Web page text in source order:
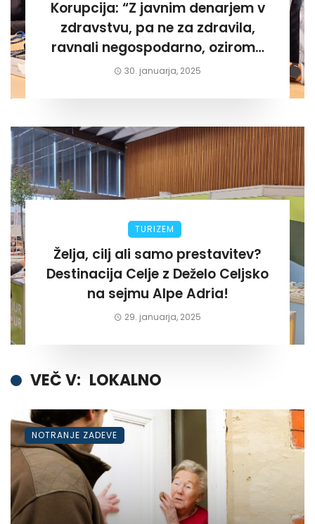
Korupcija: “Z javnim denarjem v
zdravstvu, pa ne za zdravila,
ravnali negospodarno, oziroma
za lastni žep. Tokrat na Žalskem«
30. januarja, 2025
TURIZEM
Želja, cilj ali samo prestavitev?
Destinacija Celje z Deželo Celjsko
na sejmu Alpe Adria!
29. januarja, 2025
VEČ V: LOKALNO
NOTRANJE ZADEVE